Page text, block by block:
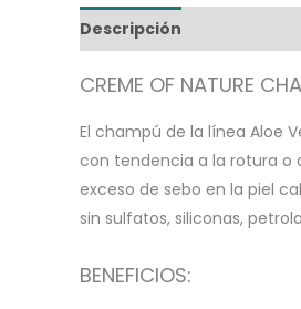
Descripción
CREME OF NATURE
El champú de la línea Aloe
con tendencia a la rotura o
exceso de sebo en la piel
sin sulfatos, siliconas,
BENEFICIOS: